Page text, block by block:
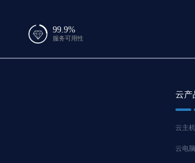
99.9%
服务可用性
云产
云主
云电